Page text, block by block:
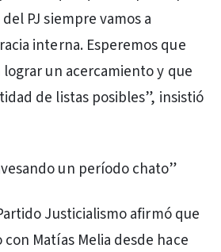
PJ siempre vamos a
interna. Esperemos que
un acercamiento y que
de listas posibles”, insistió
un período chato”
Justicialismo afirmó que
Matías Melia desde hace